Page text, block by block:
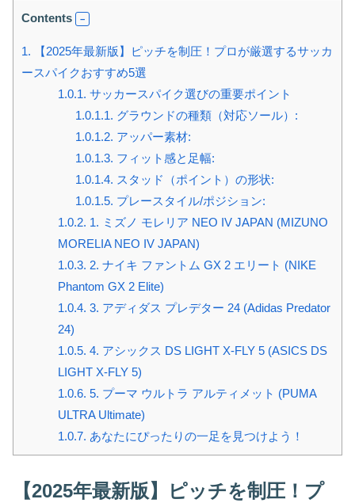
Contents
1. 【2025年最新版】ピッチを制圧！プロが厳選するサッカ
ースパイクおすすめ5選
1.0.1. サッカースパイク選びの重要ポイント
1.0.1.1. グラウンドの種類（対応ソール）:
1.0.1.2. アッパー素材:
1.0.1.3. フィット感と足幅:
1.0.1.4. スタッド（ポイント）の形状:
1.0.1.5. プレースタイル/ポジション:
1.0.2. 1. ミズノ モレリア NEO IV JAPAN (MIZUNO
MORELIA NEO IV JAPAN)
1.0.3. 2. ナイキ ファントム GX 2 エリート (NIKE
Phantom GX 2 Elite)
1.0.4. 3. アディダス プレデター 24 (Adidas Predator
24)
1.0.5. 4. アシックス DS LIGHT X-FLY 5 (ASICS DS
LIGHT X-FLY 5)
1.0.6. 5. プーマ ウルトラ アルティメット (PUMA
ULTRA Ultimate)
1.0.7. あなたにぴったりの一足を見つけよう！
【2025年最新版】ピッチを制圧！プ